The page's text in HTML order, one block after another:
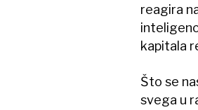
reagira
kapitala
Što se
svega u